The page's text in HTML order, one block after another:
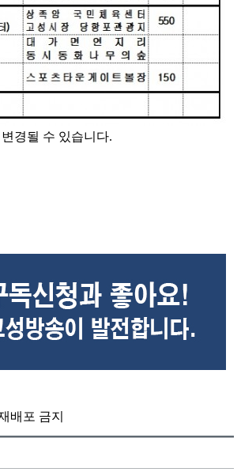
경될 수 있습니다.
배포 금지